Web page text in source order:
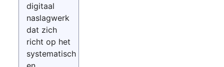
digitaal
naslagwerk
dat zich
richt op het
systematisch